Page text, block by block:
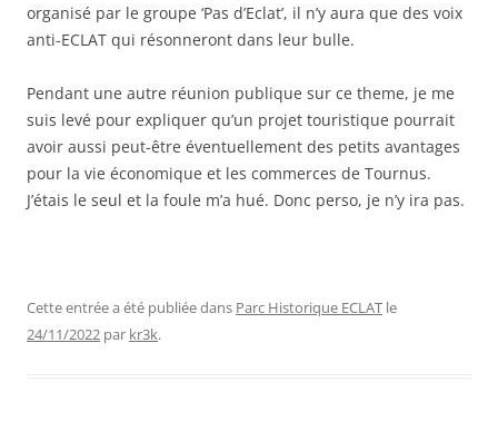
organisé par le groupe ‘Pas d’Eclat’, il n’y aura que des voix
anti-ECLAT qui résonneront dans leur bulle.
Pendant une autre réunion publique sur ce theme, je me
suis levé pour expliquer qu’un projet touristique pourrait
avoir aussi peut-être éventuellement des petits avantages
pour la vie économique et les commerces de Tournus.
J’étais le seul et la foule m’a hué. Donc perso, je n’y ira pas.
Cette entrée a été publiée dans Parc Historique ECLAT le
24/11/2022 par kr3k.